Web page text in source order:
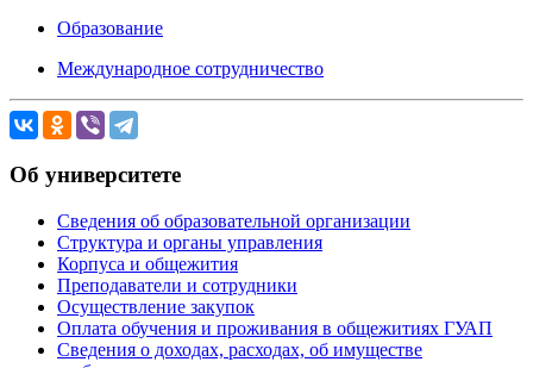
Образование
Международное сотрудничество
Об университете
Сведения об образовательной организации
Структура и органы управления
Корпуса и общежития
Преподаватели и сотрудники
Осуществление закупок
Оплата обучения и проживания в общежитиях ГУАП
Сведения о доходах, расходах, об имуществе